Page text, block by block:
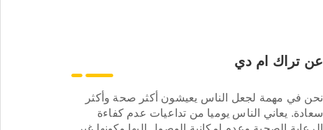
عن تراك ام دي
نحن في مهمة لجعل الناس يعيشون أكثر صحة وأكثر
سعادة. يعاني الناس يوميا من تداعيات عدم كفاءة